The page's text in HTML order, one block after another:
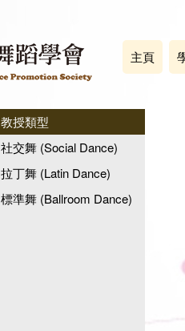
主頁
教授類型
社交舞 (Social Dance)
拉丁舞 (Latin Dance)
標準舞 (Ballroom Dance)